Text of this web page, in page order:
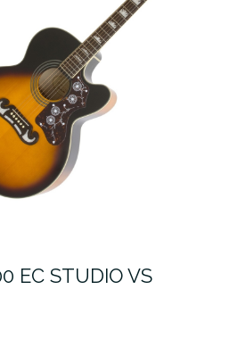
EC STUDIO VS